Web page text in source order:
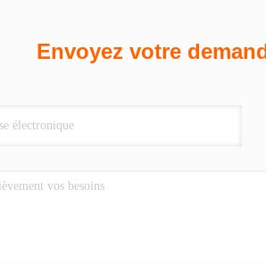
Envoyez votre